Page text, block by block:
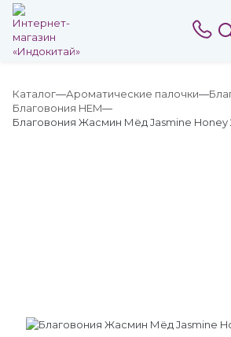
Каталог Ароматические палочки
Благовония HEM
Благовония Жасмин Мёд Jasmine Honey